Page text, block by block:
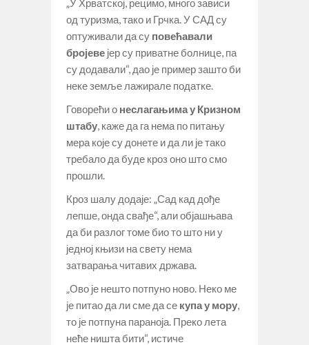
од туризма, тако и Грчка. У САД су
оптуживали да су повећавали
бројеве јер су приватне болнице, па
су додавали“, дао је пример зашто би
неке земље лажирале податке.
Говорећи о неслагањима у Кризном
штабу , каже да га нема по питању
мера које су донете и да ли је тако
требало да буде кроз оно што смо
прошли.
Кроз шалу додаје: „Сад кад дође
лепше, онда свађе“, али објашњава
да би разлог томе био то што ни у
једној књизи на свету нема
затварања читавих држава.
„Ово је нешто потпуно ново. Неко ме
је питао да ли сме да се купа у мору
то је потпуна параноја. Преко лета
неће ништа бити“, истиче